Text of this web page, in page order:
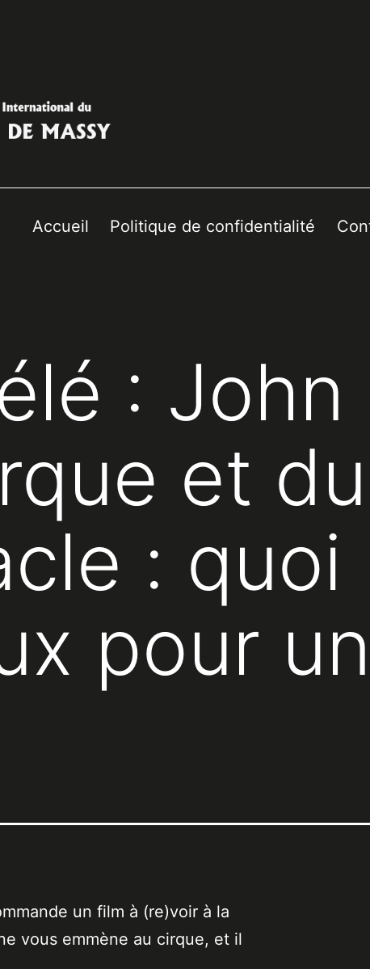
Accueil Politique de confidentialité
: John
et du
: quoi
pour un
un film à (re)voir à la
vous emmène au cirque, et il